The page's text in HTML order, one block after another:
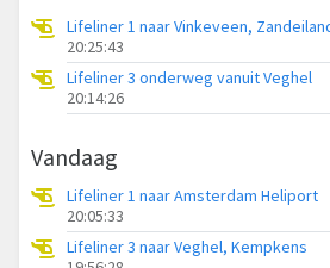
Lifeliner 1 naar Vinkeveen,
20:25:43
Lifeliner 3 onderweg vanuit Veghel
20:14:26
Vandaag
Lifeliner 1 naar Amsterdam Heliport
20:05:33
Lifeliner 3 naar Veghel, Kempkens